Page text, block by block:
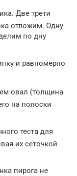
Две трети
отложим. Одну
по дну
и равномерно
овал (толщина
на полоски
теста для
их сеточкой
пирога не